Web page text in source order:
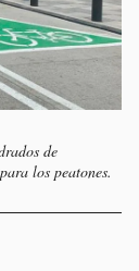
de
los peatones.